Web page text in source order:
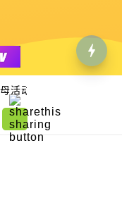
活动助残友 槟济世之家